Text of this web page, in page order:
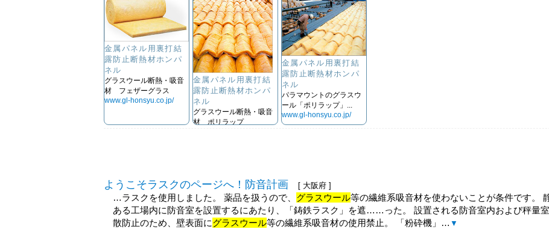
金属パネル用裏打結
露防止断熱材ホンパ
ネル
グラスウール断熱・吸音
材 フェザーグラス
www.gl-honsyu.co.jp/
金属パネル用裏打結
露防止断熱材ホンパ
ネル
グラスウール断熱・吸音
材 ポリラップ
金属パネル用裏打結
露防止断熱材ホンパ
ネル
パラマウントのグラスウ
ール「ポリラップ」...
www.gl-honsyu.co.jp/
ようこそラスクのページへ！防音計画 [ 大阪府 ]
…ラスクを使用しました。 薬品を扱うので、 グラスウール等の繊維系吸音材を使わないことが条件です。
ある工場内に防音室を設置するにあたり、「鋳鉄ラスク」を遮……った。 設置される防音室内および秤量
散防止のため、壁表面にグラスウール等の繊維系吸音材の使用禁止。 「粉砕機」… ▼